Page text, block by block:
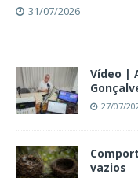
31/07/2026
Vídeo |
27/07/
vazios